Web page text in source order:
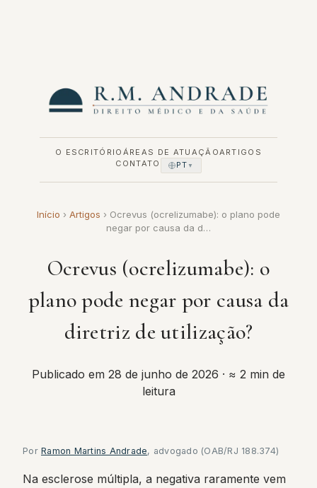
O ESCRITÓRIO ÁREAS DE ATUAÇÃOARTIGOS
CONTATO
PT ▼
Início › Artigos › Ocrevus (ocrelizumabe): o plano pode
negar por causa da d…
Ocrevus (ocrelizumabe): o
plano pode negar por causa da
diretriz de utilização?
Publicado em 28 de junho de 2026 · ≈ 2 min de
leitura
Por Ramon Martins Andrade, advogado (OAB/RJ 188.374)
Na esclerose múltipla, a negativa raramente vem